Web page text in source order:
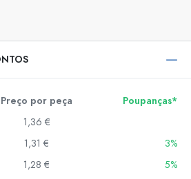
Preço por peça
Poupanças*
1,36 €
1,31 €
3%
1,28 €
5%